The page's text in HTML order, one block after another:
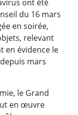
ont été
du 16 mars
en soirée,
relevant
en évidence le
mars
le Grand
en œuvre